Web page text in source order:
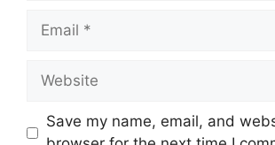
Email
Website
Save my name, email, and